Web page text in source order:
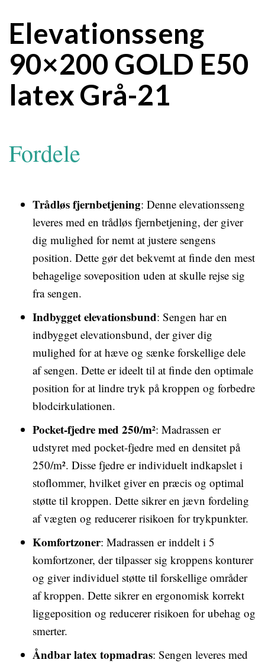
Elevationsseng
90×200 GOLD E50
latex Grå-21
Fordele
Trådløs fjernbetjening: Denne elevationsseng
leveres med en trådløs fjernbetjening, der giver
dig mulighed for nemt at justere sengens
position. Dette gør det bekvemt at finde den mest
behagelige soveposition uden at skulle rejse sig
fra sengen.
Indbygget elevationsbund: Sengen har en
indbygget elevationsbund, der giver dig
mulighed for at hæve og sænke forskellige dele
af sengen. Dette er ideelt til at finde den optimale
position for at lindre tryk på kroppen og forbedre
blodcirkulationen.
Pocket-fjedre med 250/m²: Madrassen er
udstyret med pocket-fjedre med en densitet på
250/m². Disse fjedre er individuelt indkapslet i
stoflommer, hvilket giver en præcis og optimal
støtte til kroppen. Dette sikrer en jævn fordeling
af vægten og reducerer risikoen for trykpunkter.
Komfortzoner: Madrassen er inddelt i 5
komfortzoner, der tilpasser sig kroppens konturer
og giver individuel støtte til forskellige områder
af kroppen. Dette sikrer en ergonomisk korrekt
liggeposition og reducerer risikoen for ubehag og
smerter.
Åndbar latex topmadras: Sengen leveres med